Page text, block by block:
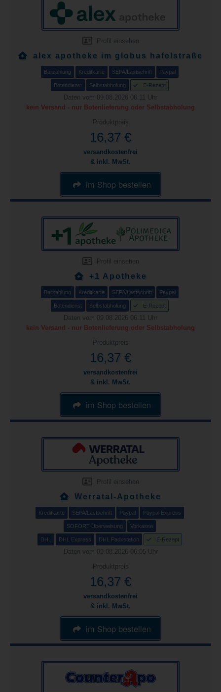
Profil einsehen
alex apotheke im globus hafelstraße
Barzahlung Kreditkarte SEPA/Lastschrift Paypal
Botendienst Selbstabholung E-Rezept
Daten vom 09.08.2026 06:11 Uhr
kein Versand - nur Botenlieferung oder Selbstabholung
Produktpreis
16,37 €
versandkostenfrei
& inkl. MwSt.
im Shop bestellen
Profil einsehen
+1 Apotheke
Barzahlung Kreditkarte SEPA/Lastschrift Paypal
Botendienst Selbstabholung E-Rezept
Daten vom 09.08.2026 06:11 Uhr
kein Versand - nur Botenlieferung oder Selbstabholung
Produktpreis
16,37 €
versandkostenfrei
& inkl. MwSt.
im Shop bestellen
Profil einsehen
Werratal-Apotheke
Kreditkarte SEPA/Lastschrift Paypal Paypal Express
SOFORT Überweisung Vorkasse
DHL DHL Express DHL Packstation E-Rezept
Daten vom 09.08.2026 06:05 Uhr
Produktpreis
16,37 €
versandkostenfrei
& inkl. MwSt.
im Shop bestellen